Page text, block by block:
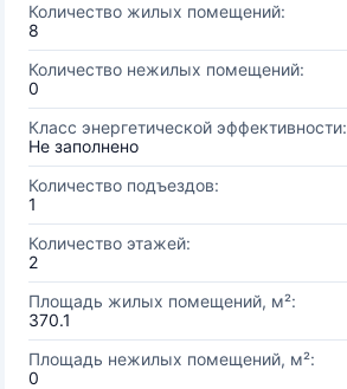
Количество жилых помещений:
8
Количество нежилых помещений:
0
Класс энергетической эффективности:
Не заполнено
Количество подъездов:
1
Количество этажей:
2
Площадь жилых помещений, м²:
370.1
Площадь нежилых помещений, м²:
0